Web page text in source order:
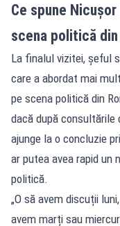
Ce spune
scena politică din
La finalul vizitei, șeful
care a abordat mai
pe scena politică din
dacă după consultările
ajunge la o concluzie
ar putea avea rapid un
politică.
„O să avem discuții
avem marți sau